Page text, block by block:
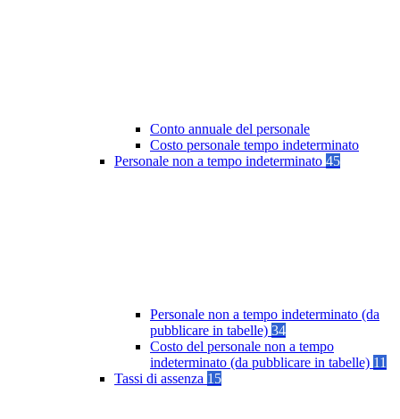
Conto annuale del personale
Costo personale tempo indeterminato
Personale non a tempo indeterminato 45
Personale non a tempo indeterminato (da
pubblicare in tabelle) 34
Costo del personale non a tempo
indeterminato (da pubblicare in tabelle) 11
Tassi di assenza 15